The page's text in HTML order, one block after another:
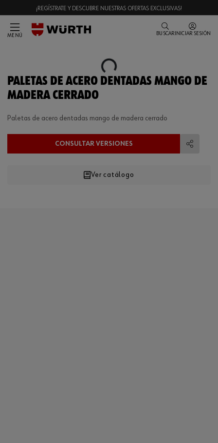
¡REGÍSTRATE Y DESCUBRE NUESTRAS OFERTAS EXCLUSIVAS!
MENÚ BUSCAR INICIAR SESIÓN
Loading...
PALETAS DE ACERO DENTADAS MANGO DE
MADERA CERRADO
Paletas de acero dentadas mango de madera cerrado
CONSULTAR VERSIONES
Ver catálogo